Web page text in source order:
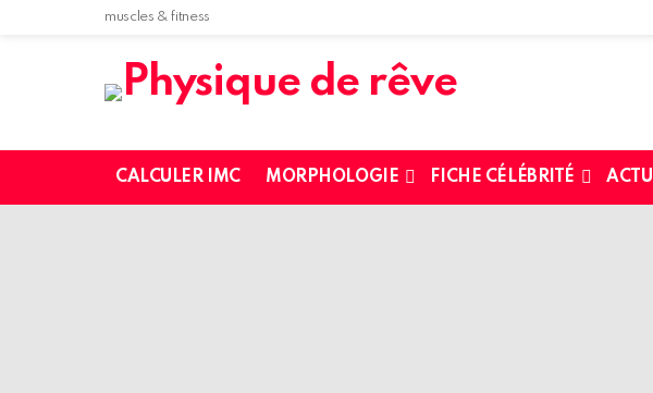
muscles & fitness
CALCULER IMC MORPHOLOGIE FICHE CÉLÉBRITÉ ACTU